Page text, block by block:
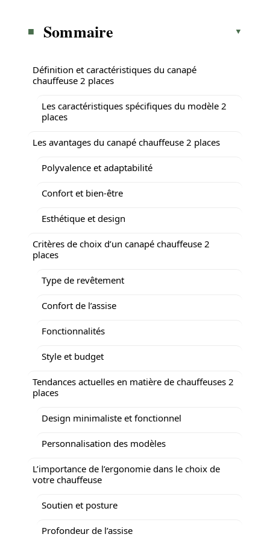
Sommaire
Définition et caractéristiques du canapé
chauffeuse 2 places
Les caractéristiques spécifiques du modèle 2
places
Les avantages du canapé chauffeuse 2 places
Polyvalence et adaptabilité
Confort et bien-être
Esthétique et design
Critères de choix d’un canapé chauffeuse 2
places
Type de revêtement
Confort de l’assise
Fonctionnalités
Style et budget
Tendances actuelles en matière de chauffeuses 2
places
Design minimaliste et fonctionnel
Personnalisation des modèles
L’importance de l’ergonomie dans le choix de
votre chauffeuse
Soutien et posture
Profondeur de l’assise